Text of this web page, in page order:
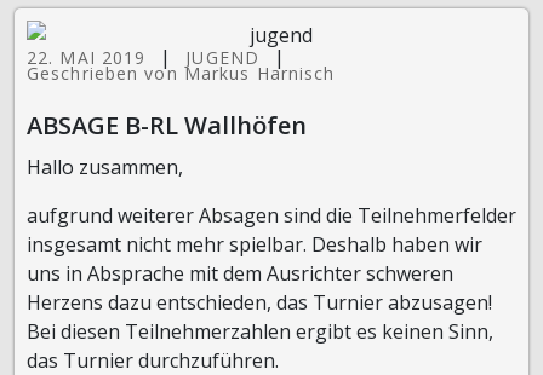
22. MAI 2019 | JUGEND |
Geschrieben von Markus Harnisch
ABSAGE B-RL Wallhöfen
Hallo zusammen,
aufgrund weiterer Absagen sind die Teilnehmerfelder
insgesamt nicht mehr spielbar. Deshalb haben wir
uns in Absprache mit dem Ausrichter schweren
Herzens dazu entschieden, das Turnier abzusagen!
Bei diesen Teilnehmerzahlen ergibt es keinen Sinn,
das Turnier durchzuführen.